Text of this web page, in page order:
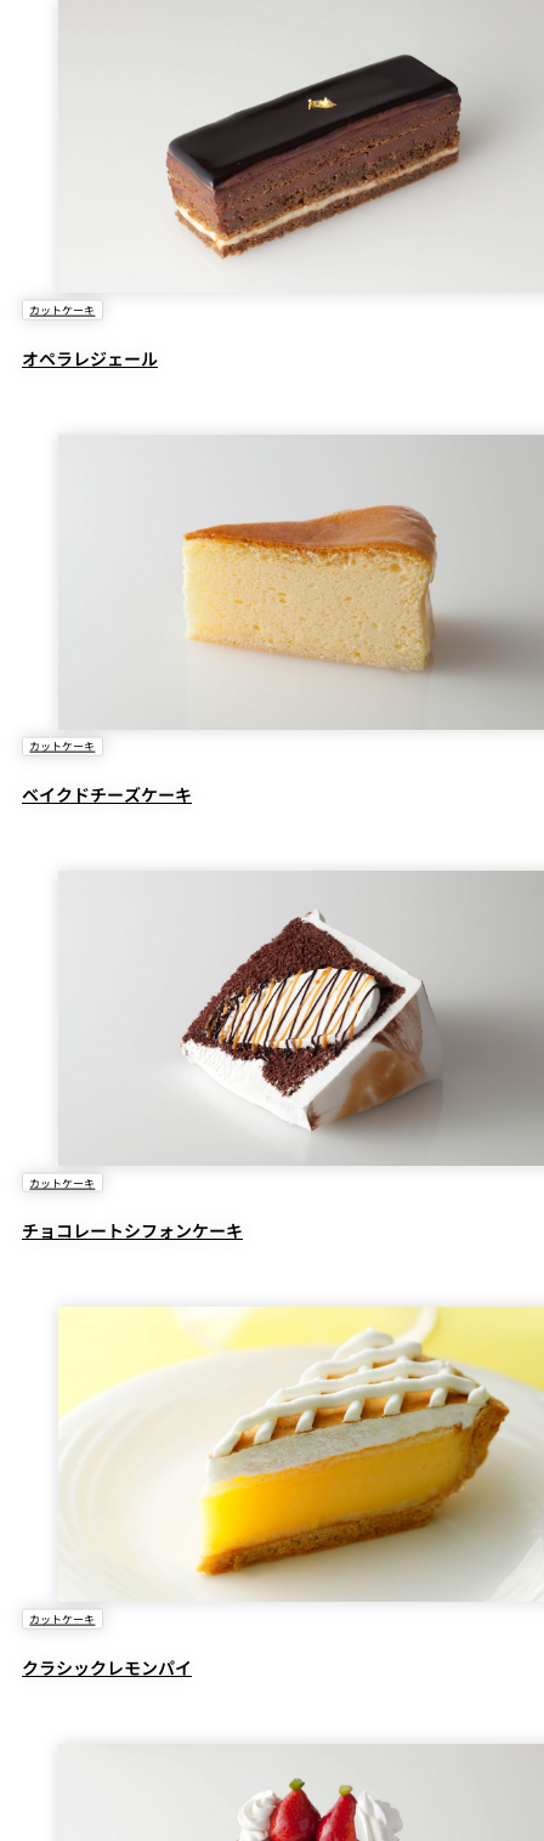
カットケーキ
オペラレジェール
カットケーキ
ベイクドチーズケーキ
カットケーキ
チョコレートシフォンケーキ
カットケーキ
クラシックレモンパイ